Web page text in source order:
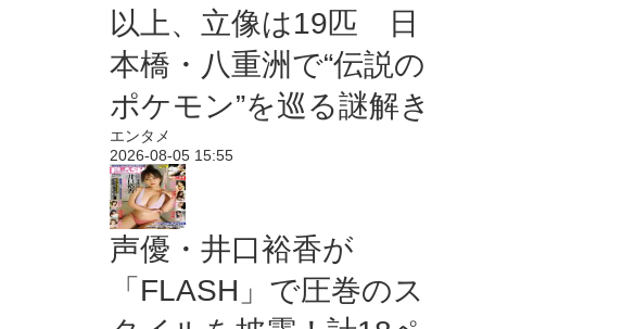
以上、立像は19匹 日
本橋・八重洲で“伝説の
ポケモン”を巡る謎解き
エンタメ
2026-08-05 15:55
声優・井口裕香が
「FLASH」で圧巻のス